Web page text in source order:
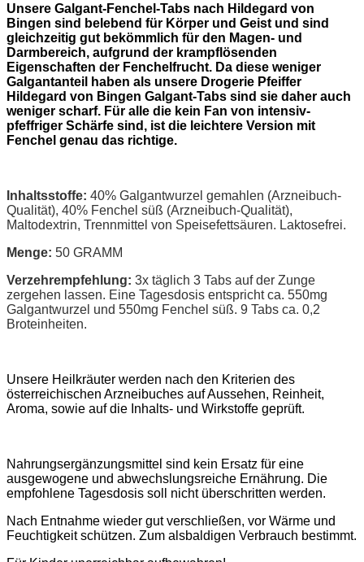
Unsere Galgant-Fenchel-Tabs nach Hildegard von
Bingen sind belebend für Körper und Geist und sind
gleichzeitig gut bekömmlich für den Magen- und
Darmbereich, aufgrund der krampflösenden
Eigenschaften der Fenchelfrucht. Da diese weniger
Galgantanteil haben als unsere Drogerie Pfeiffer
Hildegard von Bingen Galgant-Tabs sind sie daher auch
weniger scharf. Für alle die kein Fan von intensiv-
pfeffriger Schärfe sind, ist die leichtere Version mit
Fenchel genau das richtige.
Inhaltsstoffe: 40% Galgantwurzel gemahlen (Arzneibuch-
Qualität), 40% Fenchel süß (Arzneibuch-Qualität),
Maltodextrin, Trennmittel von Speisefettsäuren. Laktosefrei.
Menge: 50 GRAMM
Verzehrempfehlung: 3x täglich 3 Tabs auf der Zunge
zergehen lassen. Eine Tagesdosis entspricht ca. 550mg
Galgantwurzel und 550mg Fenchel süß. 9 Tabs ca. 0,2
Broteinheiten.
Unsere Heilkräuter werden nach den Kriterien des
österreichischen Arzneibuches auf Aussehen, Reinheit,
Aroma, sowie auf die Inhalts- und Wirkstoffe geprüft.
Nahrungsergänzungsmittel sind kein Ersatz für eine
ausgewogene und abwechslungsreiche Ernährung. Die
empfohlene Tagesdosis soll nicht überschritten werden.
Nach Entnahme wieder gut verschließen, vor Wärme und
Feuchtigkeit schützen. Zum alsbaldigen Verbrauch bestimmt.